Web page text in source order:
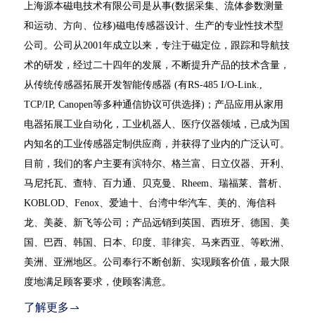
上海源本磁电技术有限公司是从事(数据采集、流体参数测量
和运动、方向、位移)磁电传感器设计、生产的专业性技术型
公司。公司从2001年成立以来，专注于磁定位，跟踪和导航技
术的研发，经过二十四年的发展，不断提升产品的技术含量，
从传统传感器拓展开发智能传感器 (有RS-485 I/O-Link.,
TCP/IP, Canopen等多种通信协议可供选择)；产品应用从家用
电器拓展工业自动化，工业机器人、医疗仪器领域，已成为国
内知名的工业传感器定制供应商，并获得了业内的广泛认可。
目前，我们的客户主要有滨特尔、格兰富、日立仪器、开利、
马尼托瓦、查特、百力通、贝克曼、Rheem、瑞福莱、普析、
KOBLOD、Fenox、爱迪十、台湾中华汽车、美的、海信科
龙、美菱、新飞等公司；产品远销到英国、西班牙、德国、美
国、巴西、韩国、日本、印度、菲律宾、马来西亚、等欧洲、
美洲、亚洲地区。公司奉行不断创新、实现顾客价值，最大限
度地满足顾客要求，使顾客满意。
了解更多